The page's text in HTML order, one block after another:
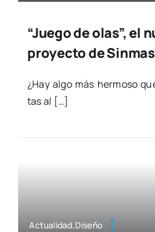
“Juego de olas”, el
proyecto de Sinmas
¿Hay algo más her­mo­so
tas al […]
Actualidad,Diseño